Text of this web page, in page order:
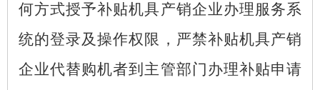
何方式授予补贴机具产销企业办理服务系
统的登录及操作权限，严禁补贴机具产销
企业代替购机者到主管部门办理补贴申请